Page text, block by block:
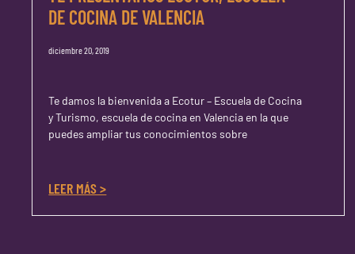
DE COCINA DE VALENCIA
diciembre 20, 2019
Te damos la bienvenida a Ecotur – Escuela de Cocina
y Turismo, escuela de cocina en Valencia en la que
puedes ampliar tus conocimientos sobre
LEER MÁS >